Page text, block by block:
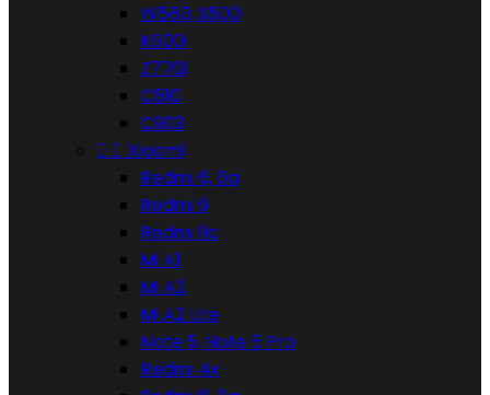
W580, S500
K600i
Z770i
C510
C903
  Xiaomi
Redmi 6, 6a
Redmi 9
Redmi 9c
Mi A1
Mi A2
Mi A2 Lite
Note 5, Note 5 Pro
Redmi 4x